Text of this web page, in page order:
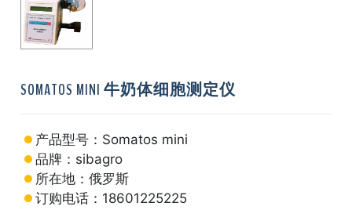
SOMATOS MINI 牛奶体细胞测定仪
产品型号：Somatos mini
品牌：sibagro
所在地：俄罗斯
订购电话：18601225225